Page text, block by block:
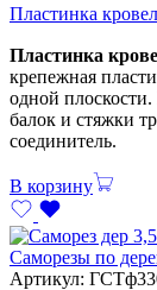
Пластинка
Пластинка
крепежная
одной
балок и стяжки
соединитель.
В корзину
Саморезы по
Артикул: